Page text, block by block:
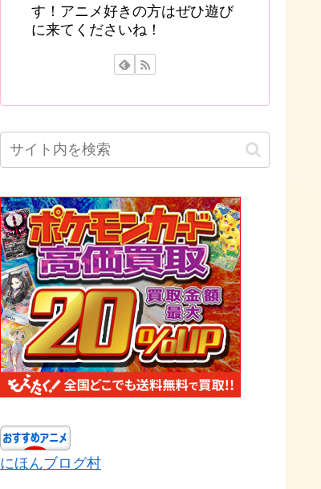
す！アニメ好きの方はぜひ遊び
に来てくださいね！
にほんブログ村